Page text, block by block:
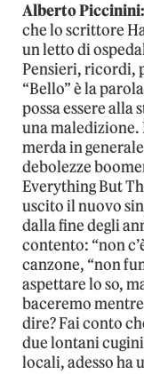
Alberto Piccinini:
che lo scrittore
un letto di
Pensieri, ricordi,
“Bello” è la
possa essere alla
una maledizione.
merda in
debolezze
Everything But
uscito il nuovo
dalla fine degli
contento: “non
canzone, “non
aspettare lo so,
baceremo
dire? Fai conto
due lontani
locali, adesso ha